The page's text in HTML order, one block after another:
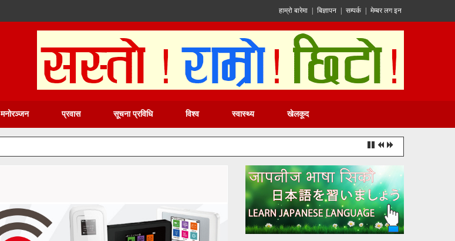
हाम्रो बारेमा बिज्ञापन सम्पर्क मेम्बर लग इन
मनोरञ्जन प्रवास सूचना प्रविधि विश्व स्वास्थ्य खेलकूद